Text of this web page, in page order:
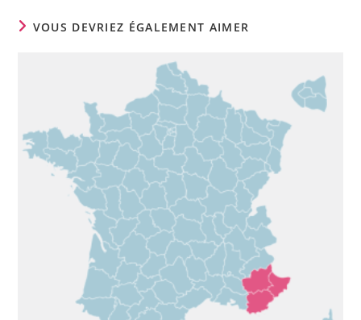
VOUS DEVRIEZ ÉGALEMENT AIMER